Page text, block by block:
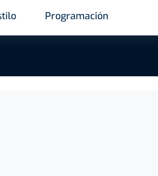
Programación